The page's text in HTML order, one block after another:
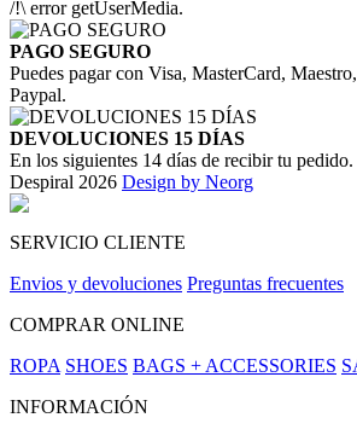
/!\ error getUserMedia.
PAGO SEGURO
Puedes pagar con Visa, MasterCard,
Paypal.
DEVOLUCIONES 15 DÍAS
En los siguientes 14 días de recibir tu pedido.
Despiral 2026 Design by Neorg
SERVICIO CLIENTE
Envios y devoluciones Preguntas frecuentes
COMPRAR ONLINE
ROPA SHOES BAGS + ACCESSORIES
INFORMACIÓN